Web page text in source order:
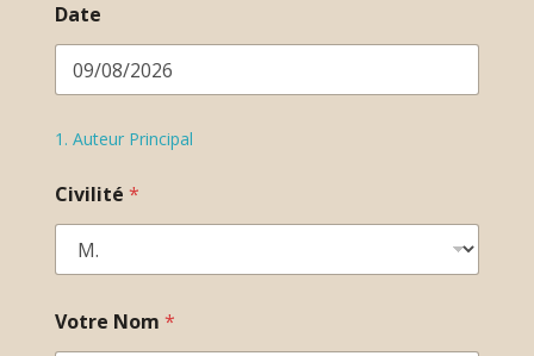
Date
1. Auteur Principal
Civilité *
Votre Nom *